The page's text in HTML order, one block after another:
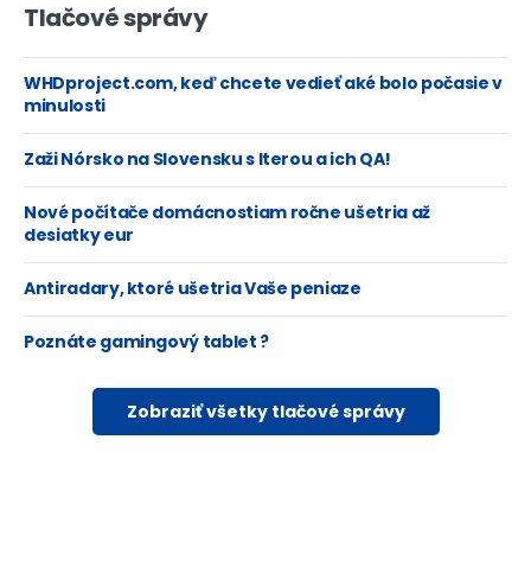
Tlačové správy
WHDproject.com, keď chcete vedieť aké bolo počasie v
minulosti
Zaži Nórsko na Slovensku s Iterou a ich QA!
Nové počítače domácnostiam ročne ušetria až
desiatky eur
Antiradary, ktoré ušetria Vaše peniaze
Poznáte gamingový tablet ?
Zobraziť všetky tlačové správy